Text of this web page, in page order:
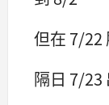
但在 7/22
隔日 7/23